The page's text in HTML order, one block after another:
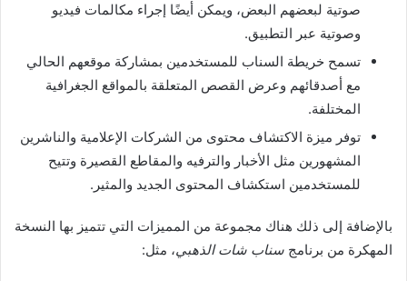
صوتية لبعضهم البعض، ويمكن أيضًا إجراء مكالمات فيديو
وصوتية عبر التطبيق.
تسمح خريطة السناب للمستخدمين بمشاركة موقعهم الحالي
مع أصدقائهم وعرض القصص المتعلقة بالمواقع الجغرافية
المختلفة.
توفر ميزة الاكتشاف محتوى من الشركات الإعلامية والناشرين
المشهورين مثل الأخبار والترفيه والمقاطع القصيرة وتتيح
للمستخدمين استكشاف المحتوى الجديد والمثير .
بالإضافة إلى ذلك هناك مجموعة من المميزات التي تتميز بها النسخة
المهكرة من برنامج سناب شات الذهبي، مثل: